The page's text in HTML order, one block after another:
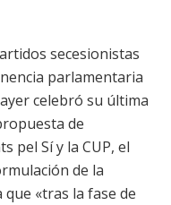
secesionistas
parlamentaria
celebró su última
de
pel Sí y la CUP, el
de la
que «tras la fase de